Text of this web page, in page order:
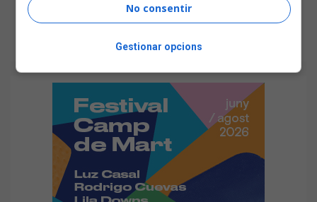
No consentir
Gestionar opcions